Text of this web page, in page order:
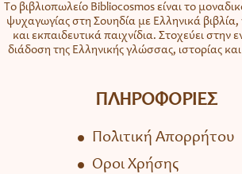
Το βιβλιοπωλείο Bibliocosmos είναι το
ψυχαγωγίας στη Σουηδία με Ελληνικά
και εκπαιδευτικά παιχνίδια. Στοχεύει στην
διάδοση της Ελληνικής γλώσσας, ιστορίας
ΠΛΗΡΟΦΟΡΙΕΣ
Πολιτική Απορρήτου
Όροι Χρήσης